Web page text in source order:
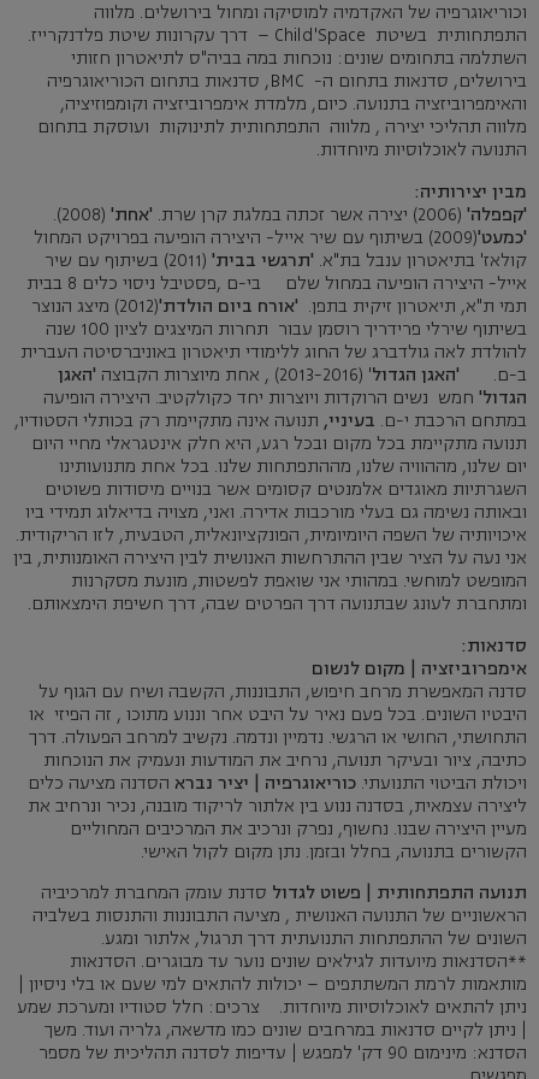
וכוריאוגרפיה של האקדמיה למוסיקה ומחול בירושלים. מלווה
התפתחותית בשיטת Child'Space – דרך עקרונות שיטת פלדנקרייז.
השתלמה בתחומים שונים: נוכחות במה בביה"ס לתיאטרון חזותי
בירושלים, סדנאות בתחום ה- BMC, סדנאות בתחום הכוריאוגרפיה
והאימפרוביזציה בתנועה. כיום, מלמדת אימפרוביזציה וקומפוזיציה,
מלווה תהליכי יצירה , מלווה התפתחותית לתינוקות ועוסקת בתחום
התנועה לאוכלוסיות מיוחדות.
מבין יצירותיה:
'קפפלה' (2006) יצירה אשר זכתה במלגת קרן שרת. 'אחת' (2008).
'כמעט'
(2009) בשיתוף עם שיר אייל- היצירה הופיעה בפרויקט המחול
קולאז' בתיאטרון ענבל בת"א. 'תרגשי בבית'
(2011) בשיתוף עם שיר
אייל- היצירה הופיעה במחול שלם בי-ם ,פסטיבל ניסוי כלים 8 בבית
תמי ת"א, תיאטרון זיקית בתפן. 'אורח ביום הולדת'
(2012) מיצג הנוצר
בשיתוף שירלי פרידריך רוסמן עבור תחרות המיצגים לציון 100 שנה
להולדת לאה גולדברג של החוג ללימודי תיאטרון באוניברסיטה העברית
ב-ם. 'האגן הגדול' (2013-2016) , אחת מיוצרות הקבוצה
'האגן
הגדול' חמש נשים הרוקדות ויוצרות יחד כקולקטיב. היצירה הופיעה
במתחם הרכבת י-ם. בעיניי, תנועה אינה מתקיימת רק בכותלי הסטודיו,
תנועה מתקיימת בכל מקום ובכל רגע, היא חלק אינטגראלי מחיי היום
יום שלנו, מההוויה שלנו, מההתפתחות שלנו. בכל אחת מתנועותינו
השגרתיות מאוגדים אלמנטים קסומים אשר בנויים מיסודות פשוטים
ובאותה נשימה גם בעלי מורכבות אדירה. ואני, מצויה בדיאלוג תמידי ביו
איכויותיה של השפה היומיומית, הפונקציונאלית, הטבעית, לזו הריקודית.
אני נעה על הציר שבין ההתרחשות האנושית לבין היצירה האומנותית, בין
המופשט למוחשי. במהותי אני שואפת לפשטות, מונעת מסקרנות
ומתחברת לעונג שבתנועה דרך הפרטים שבה, דרך חשיפת הימצאותם.
סדנאות:
אימפרוביזציה | מקום לנשום
סדנה המאפשרת מרחב חיפוש, התבוננות, הקשבה ושיח עם הגוף על
היבטיו השונים. בכל פעם נאיר על היבט אחר וננוע מתוכו , זה הפיזי או
התחושתי, החושי או הרגשי. נדמיין ונדמה. נקשיב למרחב הפעולה. דרך
כתיבה, ציור ובעיקר תנועה, נרחיב את המודעות ונעמיק את הנוכחות
ויכולת הביטוי התנועתי. כוריאוגרפיה | יציר נברא הסדנה מציעה כלים
ליצירה עצמאית, בסדנה ננוע בין אלתור לריקוד מובנה, נכיר ונרחיב את
מעיין היצירה שבנו. נחשוף, נפרק ונרכיב את המרכיבים המחוליים
הקשורים בתנועה, בחלל ובזמן. נתן מקום לקול האישי.
תנועה התפתחותית | פשוט לגדול סדנת עומק המחברת למרכיביה
הראשוניים של התנועה האנושית , מציעה התבוננות והתנסות בשלביה
השונים של ההתפתחות התנועתית דרך תרגול, אלתור ומגע.
**הסדנאות מיועדות לגילאים שונים נוער עד מבוגרים. הסדנאות
מותאמות לרמת המשתתפים – יכולות להתאים למי שעם או בלי ניסיון |
ניתן להתאים לאוכלוסיות מיוחדות. צרכים: חלל סטודיו ומערכת שמע
| ניתן לקיים סדנאות במרחבים שונים כמו מדשאה, גלריה ועוד. משך
הסדנא: מינימום 90 דק' למפגש | עדיפות לסדנה תהליכית של מספר